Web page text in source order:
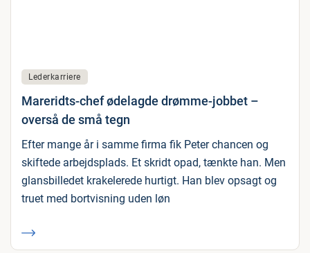
Lederkarriere
Mareridts-chef ødelagde drømme-jobbet –
overså de små tegn
Efter mange år i samme firma fik Peter chancen og
skiftede arbejdsplads. Et skridt opad, tænkte han. Men
glansbilledet krakelerede hurtigt. Han blev opsagt og
truet med bortvisning uden løn